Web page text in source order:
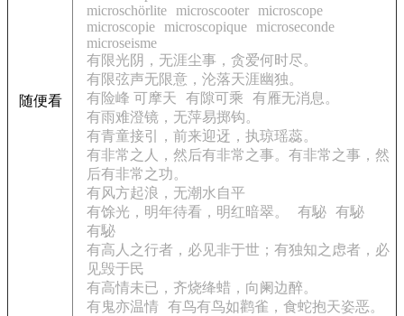
随便看
microschörlite microscooter microscope
microscopie microscopique microseconde
microseisme
有限光阴，无涯尘事，贪爱何时尽。
有限弦声无限意，沦落天涯幽独。
有险峰 可摩天
有隙可乘
有雁无消息。
有雨难澄镜，无萍易掷钩。
有青童接引，前来迎迓，执琼瑶蕊。
有非常之人，然后有非常之事。有非常之事，然
后有非常之功。
有风方起浪，无潮水自平
有馀光，明年待看，明红暗翠。
有駜 有駜
有駜
有高人之行者，必见非于世；有独知之虑者，必
见毁于民
有高情未已，齐烧绛蜡，向阑边醉。
有鬼亦温情
有鸟有鸟如鹳雀，食蛇抱天姿恶。